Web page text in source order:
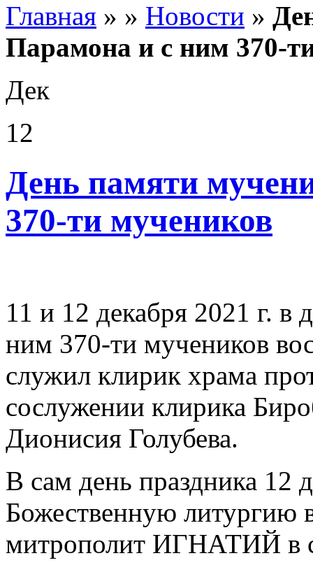
Главная » » Новости »
Парамона и с ним 370-
Дек
12
День памяти
370-ти мучеников
11 и 12 декабря 2021 г.
ним 370-ти мучеников
служил клирик храма
сослужении клирика
Дионисия Голубева.
В сам день праздника 12
Божественную литургию
митрополит ИГНАТИЙ в